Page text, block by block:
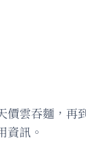
雲吞麵，再
資訊。